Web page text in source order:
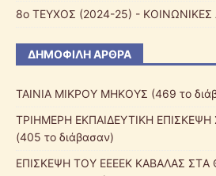
8ο ΤΕΥΧΟΣ (2024-25) - ΚΟΙΝΩΝΙΚΕΣ
ΔΗΜΟΦΙΛΉ ΆΡΘΡΑ
ΤΑΙΝΙΑ ΜΙΚΡΟΥ ΜΗΚΟΥΣ (469 το
ΤΡΙΗΜΕΡΗ ΕΚΠΑΙΔΕΥΤΙΚΗ
(405 το διάβασαν)
ΕΠΙΣΚΕΨΗ ΤΟΥ ΕΕEΕΚ ΚΑΒΑΛΑΣ